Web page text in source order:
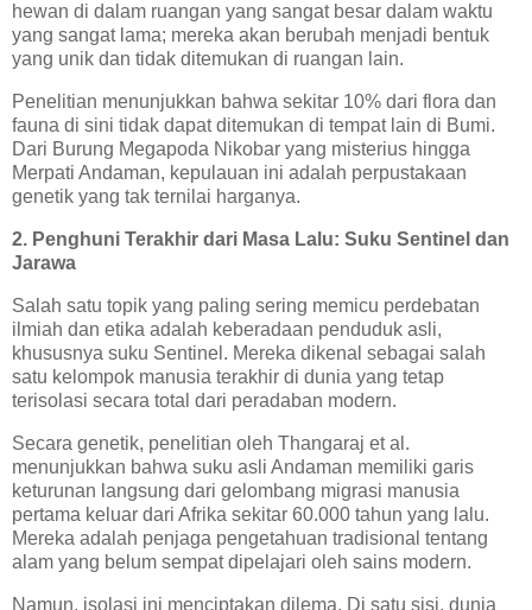
hewan di dalam ruangan yang sangat besar dalam waktu
yang sangat lama; mereka akan berubah menjadi bentuk
yang unik dan tidak ditemukan di ruangan lain.
Penelitian menunjukkan bahwa sekitar 10% dari flora dan
fauna di sini tidak dapat ditemukan di tempat lain di Bumi.
Dari Burung Megapoda Nikobar yang misterius hingga
Merpati Andaman, kepulauan ini adalah perpustakaan
genetik yang tak ternilai harganya.
2. Penghuni Terakhir dari Masa Lalu: Suku Sentinel dan
Jarawa
Salah satu topik yang paling sering memicu perdebatan
ilmiah dan etika adalah keberadaan penduduk asli,
khususnya suku Sentinel. Mereka dikenal sebagai salah
satu kelompok manusia terakhir di dunia yang tetap
terisolasi secara total dari peradaban modern.
Secara genetik, penelitian oleh Thangaraj et al.
menunjukkan bahwa suku asli Andaman memiliki garis
keturunan langsung dari gelombang migrasi manusia
pertama keluar dari Afrika sekitar 60.000 tahun yang lalu.
Mereka adalah penjaga pengetahuan tradisional tentang
alam yang belum sempat dipelajari oleh sains modern.
Namun, isolasi ini menciptakan dilema. Di satu sisi, dunia